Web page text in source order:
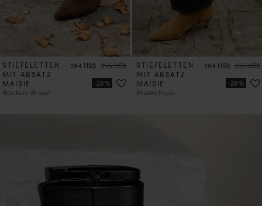
STIEFELETTEN
MIT ABSATZ
MAISIE
Rockies Braun
Preis
284 US$ Preis
355 US$
STIEFELETTEN
MIT ABSATZ
MAISIE
Muskatnuss
Preis
284 US$ Preis
355 US$